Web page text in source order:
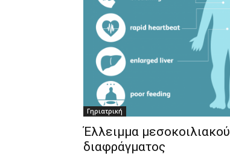
Γηριατρική
Έλλειμμα μεσοκοιλιακού
διαφράγματος